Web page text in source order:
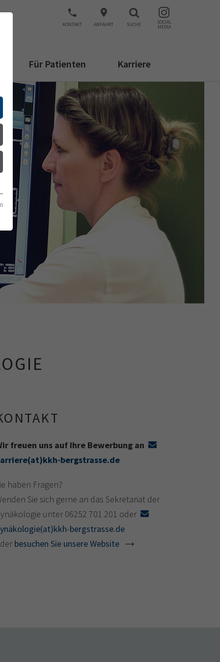
KONTAKT ANFAHRT SUCHE SOCIAL
MEDIA
Für Patienten Karriere
freuen uns auf Ihre Bewerbung an
bergstrasse.de
haben Fragen?
Sie sich gerne an das Sekretariat der
unter 06252 701 201 oder
bergstrasse.de
besuchen Sie unsere Website